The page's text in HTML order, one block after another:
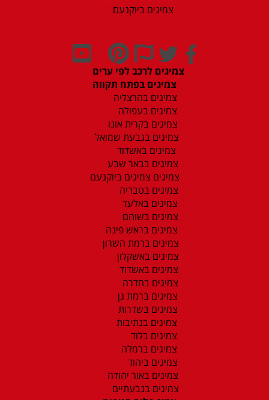
צמיגים ביוקנעם
צמיגים לרכב לפי ערים
צמיגים בפתח תקווה
צמיגים בהרצליה
צמיגים בעפולה
צמיגים בקרית אונו
צמיגים בגבעת שמואל
צמיגים באשדוד
צמיגים בבאר שבע
צמיגים צמיגים ביוקנעם
צמיגים בטבריה
צמיגים באלעד
צמיגים בשוהם
צמיגים בראש פינה
צמיגים ברמת השרון
צמיגים באשקלון
צמיגים באשדוד
צמיגים בחדרה
צמיגים ברמת גן
צמיגים בשדרות
צמיגים בנתיבות
צמיגים בלוד
צמיגים ברמלה
צמיגים ביהוד
צמיגים באור יהודה
צמיגים בגבעתיים